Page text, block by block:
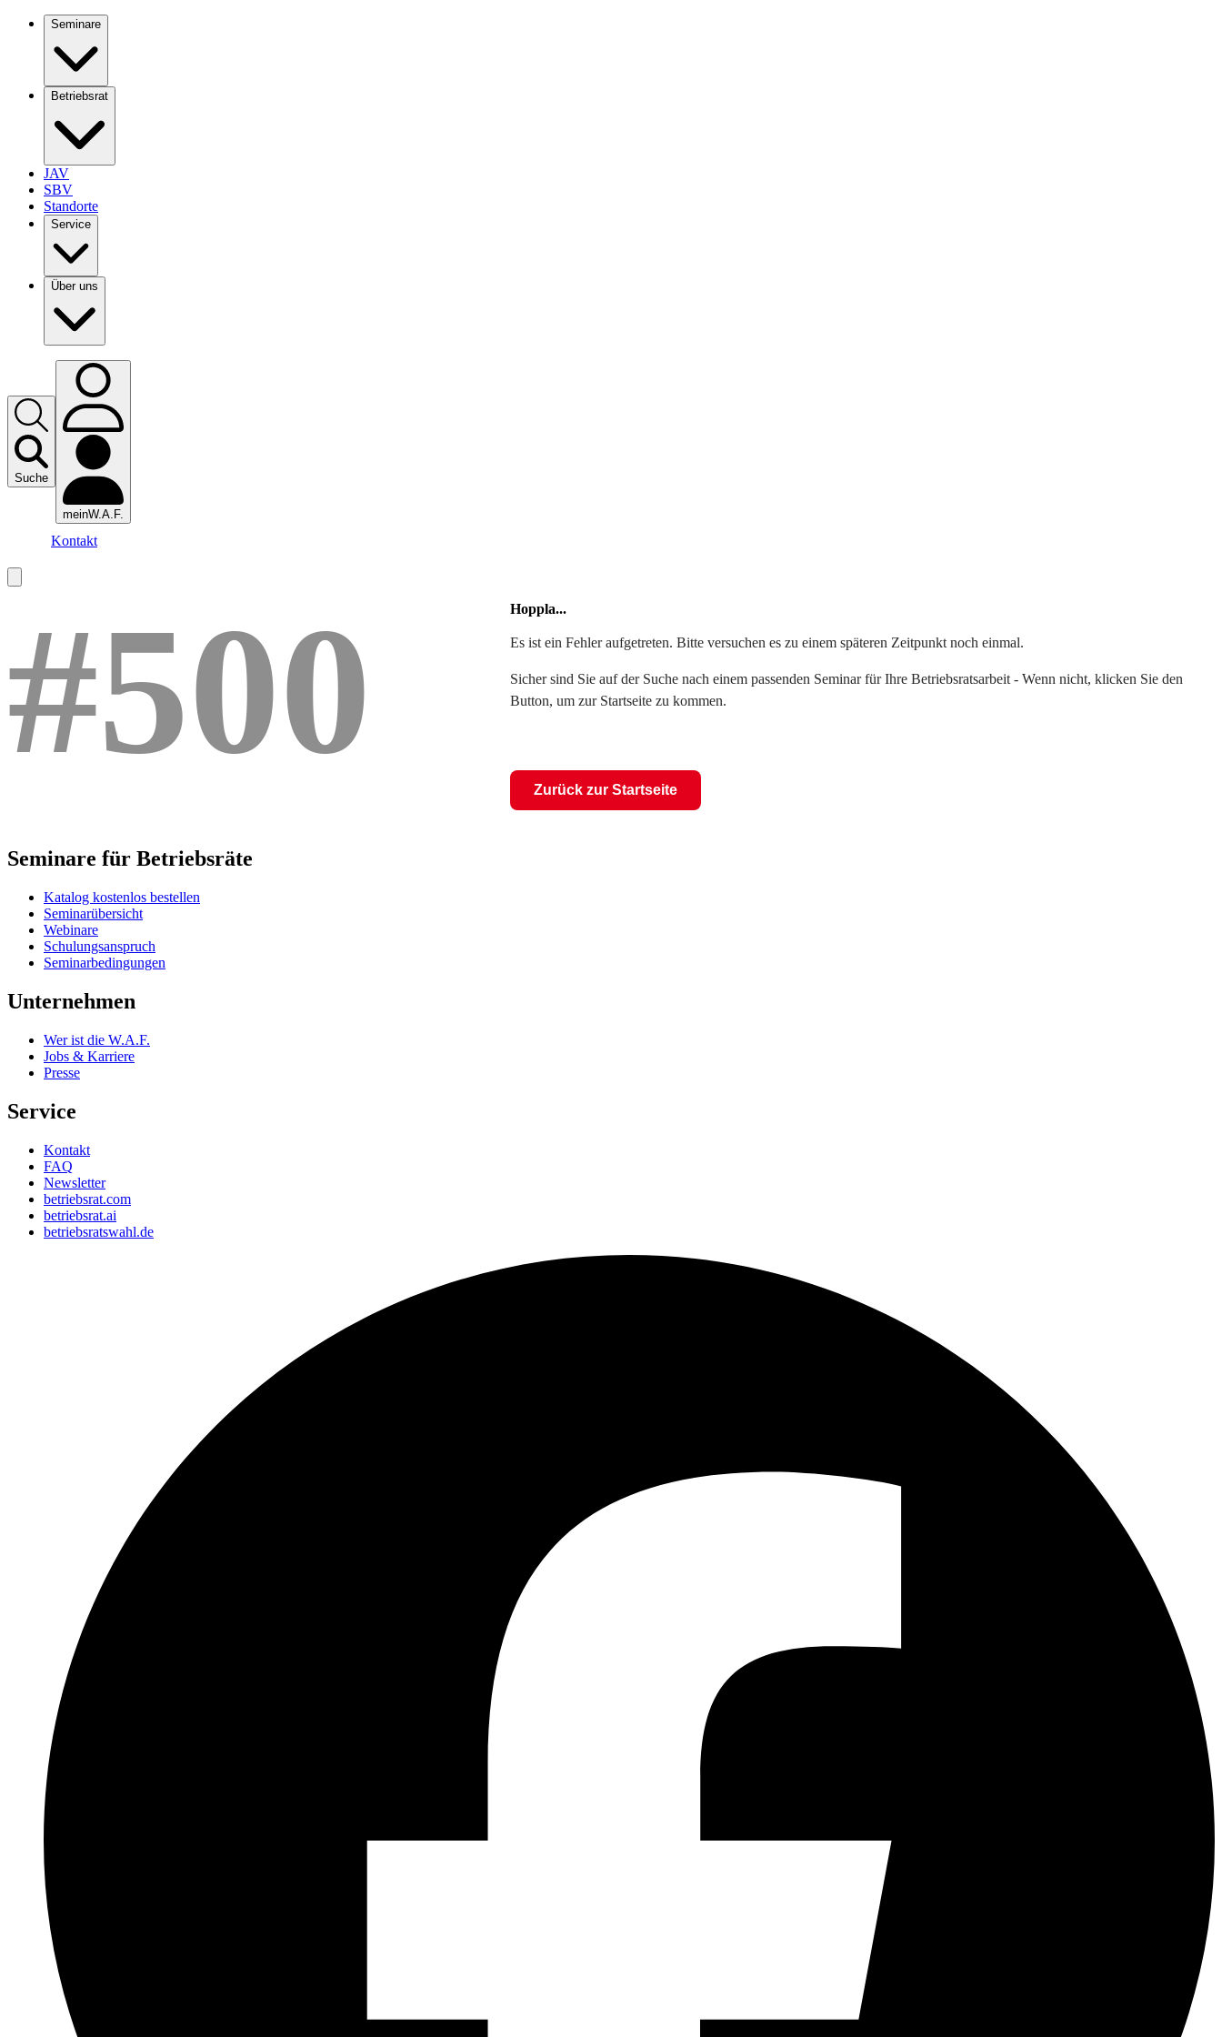
Seminare
Betriebsrat
JAV
SBV
Standorte
Service
Über uns
Suche
meinW.A.F.
Kontakt
#500 Hoppla...
Es ist ein Fehler aufgetreten. Bitte versuchen es zu einem späteren Zeitpunkt noch einmal.
Sicher sind Sie auf der Suche nach einem passenden Seminar für Ihre Betriebsratsarbeit - Wenn nicht, klicken Sie den
Button, um zur Startseite zu kommen.
Zurück zur Startseite
Seminare für Betriebsräte
Katalog kostenlos bestellen
Seminarübersicht
Webinare
Schulungsanspruch
Seminarbedingungen
Unternehmen
Wer ist die W.A.F.
Jobs & Karriere
Presse
Service
Kontakt
FAQ
Newsletter
betriebsrat.com
betriebsrat.ai
betriebsratswahl.de